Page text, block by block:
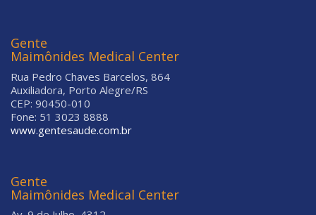
Gente
Maimônides Medical Center
Rua Pedro Chaves Barcelos, 864
Auxiliadora, Porto Alegre/RS
CEP: 90450-010
Fone: 51 3023 8888
www.gentesaude.com.br
Gente
Maimônides Medical Center